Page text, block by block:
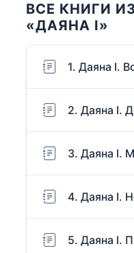
ВСЕ КНИГИ
«ДАЯНА I»
1. Даяна I.
2. Даяна I.
3. Даяна I.
4. Даяна I.
5. Даяна I.